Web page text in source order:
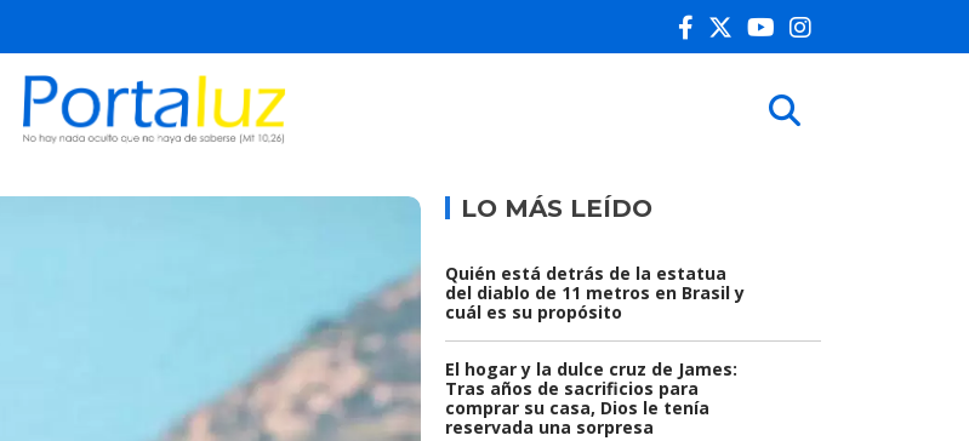
LO MÁS LEÍDO
Quién está detrás de la estatua
del diablo de 11 metros en Brasil y
cuál es su propósito
El hogar y la dulce cruz de James:
Tras años de sacrificios para
comprar su casa, Dios le tenía
reservada una sorpresa